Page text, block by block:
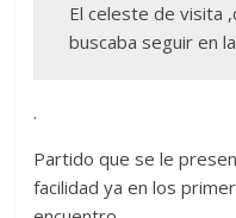
El celeste de visita
buscaba seguir en
.
Partido que se le
facilidad ya en los